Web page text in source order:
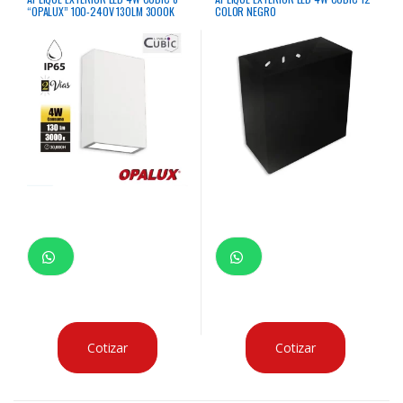
“OPALUX” 100-240V 130LM 3000K
Cotizar
COLOR NEGRO
Cotizar